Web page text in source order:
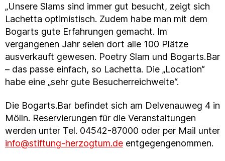
„Unsere Slams sind immer gut besucht, zeigt sich
Lachetta optimistisch. Zudem habe man mit dem
Bogarts gute Erfahrungen gemacht. Im
vergangenen Jahr seien dort alle 100 Plätze
ausverkauft gewesen. Poetry Slam und Bogarts.Bar
– das passe einfach, so Lachetta. Die „Location“
habe eine „sehr gute Besucherreichweite“.
Die Bogarts.Bar befindet sich am Delvenauweg 4 in
Mölln. Reservierungen für die Veranstaltungen
werden unter Tel. 04542-87000 oder per Mail unter
info@stiftung-herzogtum.de entgegengenommen.